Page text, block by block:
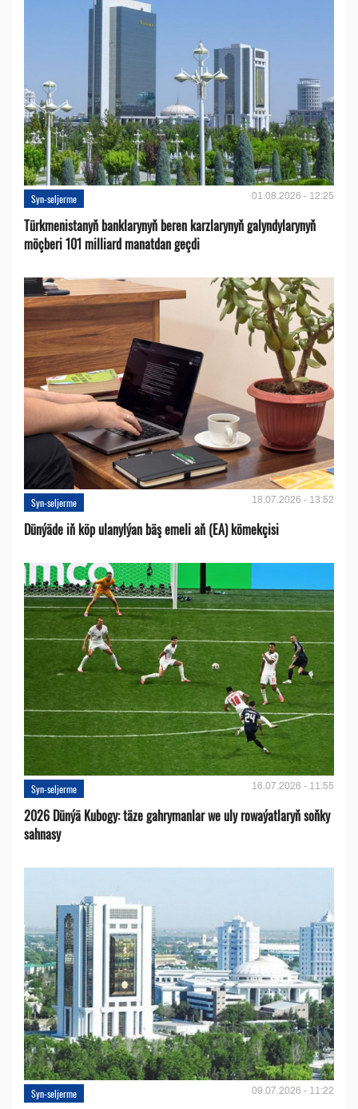
Syn-seljerme 01.08.2026 - 12:25
Türkmenistanyň banklarynyň beren karzlarynyň galyndylarynyň
möçberi 101 milliard manatdan geçdi
Syn-seljerme 18.07.2026 - 13:52
Dünýäde iň köp ulanylýan bäş emeli aň (EA) kömekçisi
Syn-seljerme 16.07.2026 - 11:55
2026 Dünýä Kubogy: täze gahrymanlar we uly rowaýatlaryň soňky
sahnasy
Syn-seljerme 09.07.2026 - 11:22